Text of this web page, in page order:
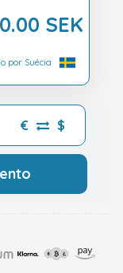
SEK
por Suécia
€ $